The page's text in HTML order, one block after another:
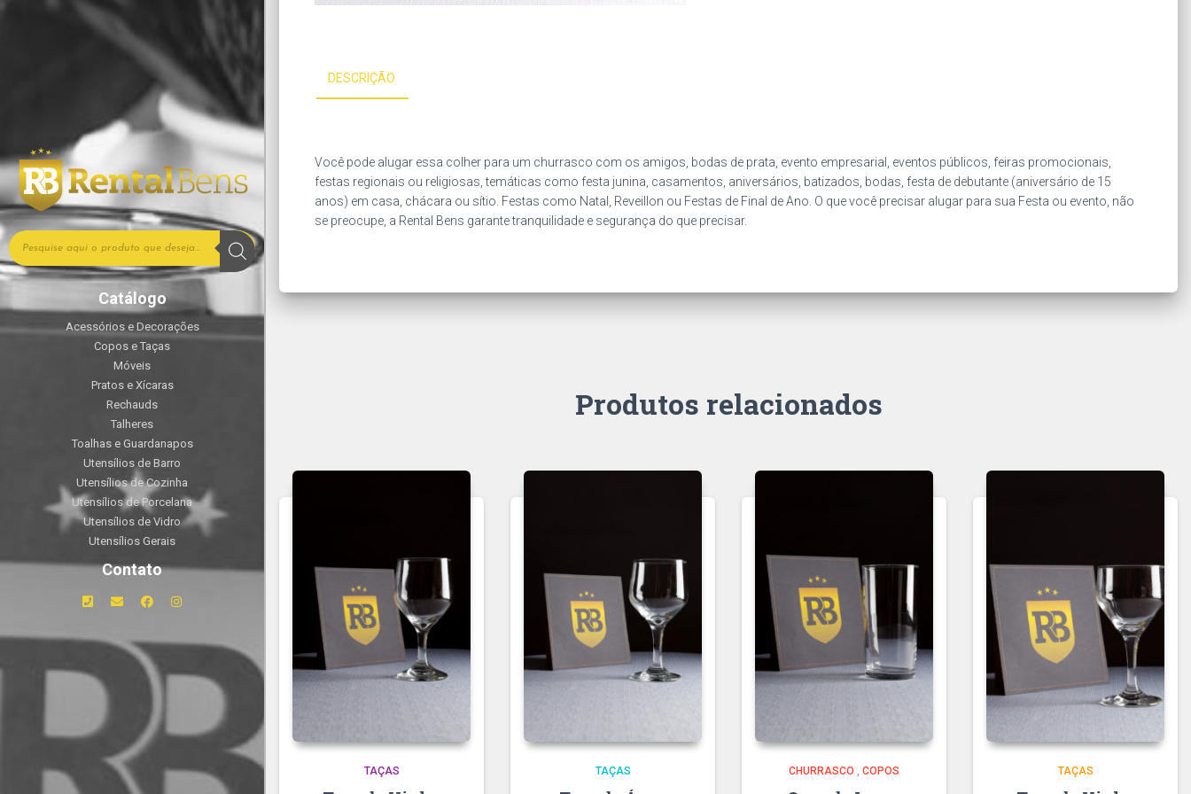
Catálogo
Acessórios e Decorações
Copos e Taças
Móveis
Pratos e Xícaras
Rechauds
Talheres
Toalhas e Guardanapos
Utensílios de Barro
Utensílios de Cozinha
Utensílios de Porcelana
Utensílios de Vidro
Utensílios Gerais
Contato
DESCRIÇÃO
Você pode alugar essa colher para um churrasco com os amigos, bodas de prata, evento empresarial, eventos públicos, feiras promocionais,
festas regionais ou religiosas, temáticas como festa junina, casamentos, aniversários, batizados, bodas, festa de debutante (aniversário de 15
anos) em casa, chácara ou sítio. Festas como Natal, Reveillon ou Festas de Final de Ano. O que você precisar alugar para sua Festa ou evento, não
se preocupe, a Rental Bens garante tranquilidade e segurança do que precisar.
Produtos relacionados
TAÇAS TAÇAS CHURRASCO , COPOS TAÇAS